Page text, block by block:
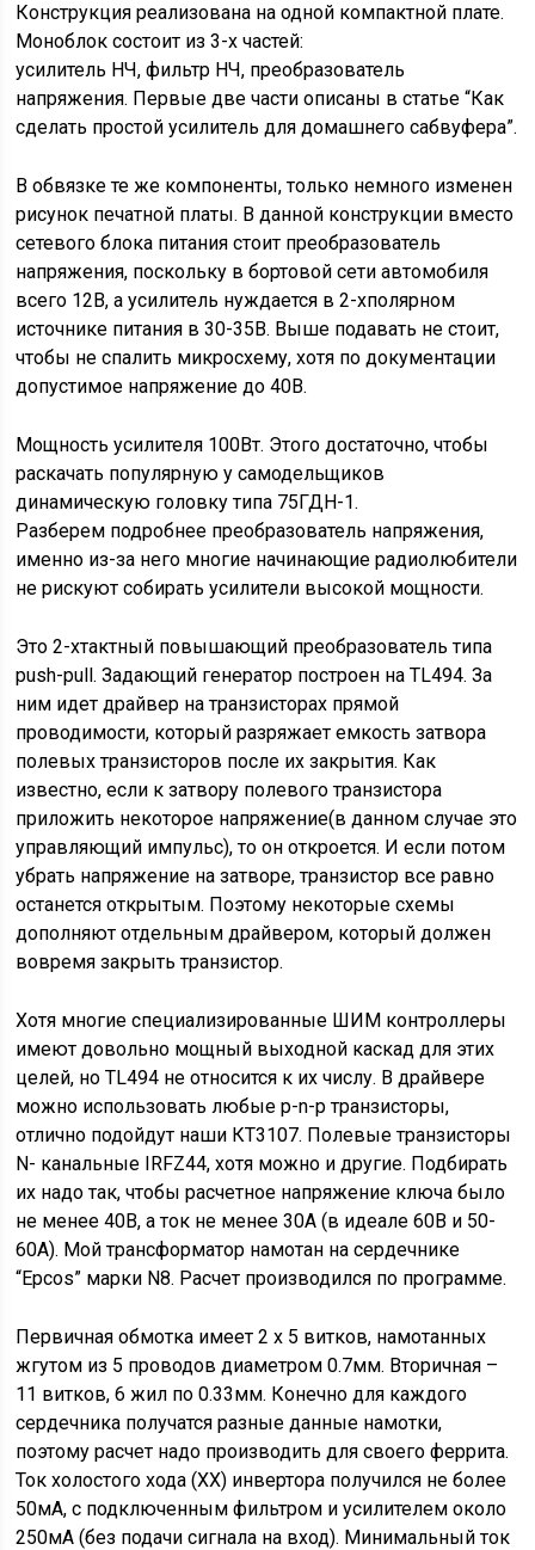
Конструкция реализована на одной компактной плате.
Моноблок состоит из 3-х частей:
усилитель НЧ, фильтр НЧ, преобразователь
напряжения. Первые две части описаны в статье “Как
сделать простой усилитель для домашнего сабвуфера”.
В обвязке те же компоненты, только немного изменен
рисунок печатной платы. В данной конструкции вместо
сетевого блока питания стоит преобразователь
напряжения, поскольку в бортовой сети автомобиля
всего 12В, а усилитель нуждается в 2-хполярном
источнике питания в 30-35В. Выше подавать не стоит,
чтобы не спалить микросхему, хотя по документации
допустимое напряжение до 40В.
Мощность усилителя 100Вт. Этого достаточно, чтобы
раскачать популярную у самодельщиков
динамическую головку типа 75ГДН-1.
Разберем подробнее преобразователь напряжения,
именно из-за него многие начинающие радиолюбители
не рискуют собирать усилители высокой мощности.
Это 2-хтактный повышающий преобразователь типа
push-pull. Задающий генератор построен на TL494. За
ним идет драйвер на транзисторах прямой
проводимости, который разряжает емкость затвора
полевых транзисторов после их закрытия. Как
известно, если к затвору полевого транзистора
приложить некоторое напряжение(в данном случае это
управляющий импульс), то он откроется. И если потом
убрать напряжение на затворе, транзистор все равно
останется открытым. Поэтому некоторые схемы
дополняют отдельным драйвером, который должен
вовремя закрыть транзистор.
Хотя многие специализированные ШИМ контроллеры
имеют довольно мощный выходной каскад для этих
целей, но TL494 не относится к их числу. В драйвере
можно использовать любые p-n-p транзисторы,
отлично подойдут наши КТ3107. Полевые транзисторы
N- канальные IRFZ44, хотя можно и другие. Подбирать
их надо так, чтобы расчетное напряжение ключа было
не менее 40В, а ток не менее 30А (в идеале 60В и 50-
60А). Мой трансформатор намотан на сердечнике
“Epcos” марки N8. Расчет производился по программе.
Первичная обмотка имеет 2 х 5 витков, намотанных
жгутом из 5 проводов диаметром 0.7мм. Вторичная –
11 витков, 6 жил по 0.33мм. Конечно для каждого
сердечника получатся разные данные намотки,
поэтому расчет надо производить для своего феррита.
Ток холостого хода (ХХ) инвертора получился не более
50мА, с подключенным фильтром и усилителем около
250мА (без подачи сигнала на вход). Минимальный ток